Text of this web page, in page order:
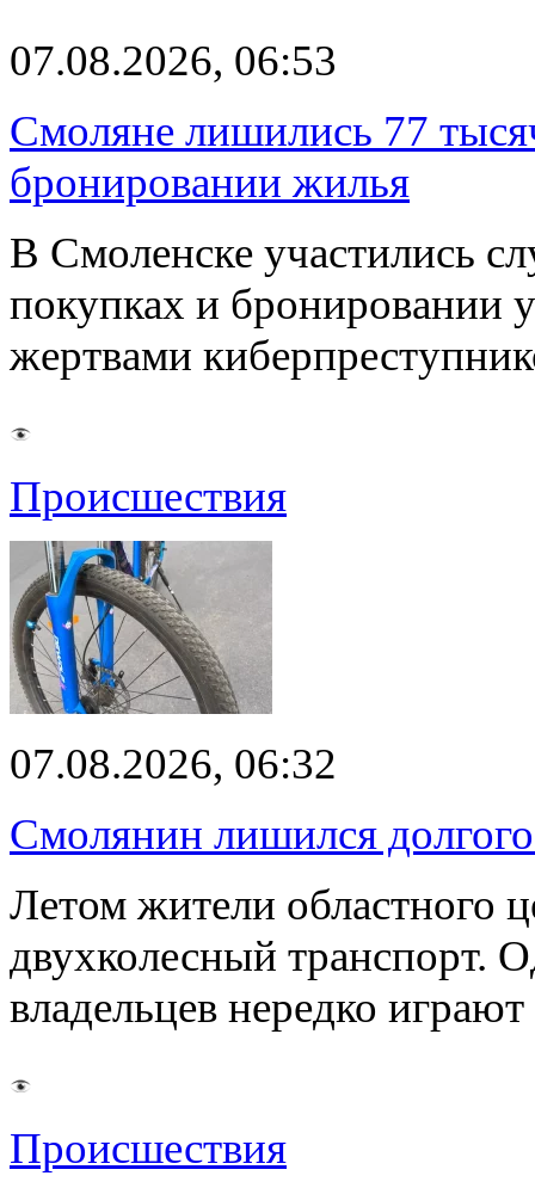
07.08.2026, 06:53
Смоляне лишились 77
бронировании жилья
В Смоленске участились
покупках и бронировании
жертвами
Происшествия
07.08.2026, 06:32
Смолянин лишился
Летом жители областного
двухколесный транспорт.
владельцев нередко
Происшествия